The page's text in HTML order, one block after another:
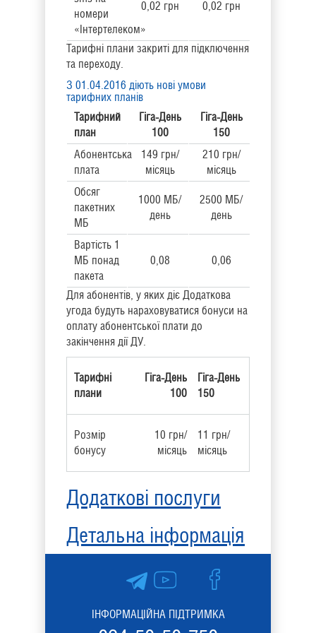
номери
«Інтертелеком»
0,02 грн 0,02 грн
Тарифні плани закриті для підключення
та переходу.
З 01.04.2016 діють нові умови
тарифних планів
Тарифний
план
Гіга-День
100
Гіга-День
150
Абонентська
плата
149 грн/
місяць
210 грн/
місяць
Обсяг
пакетних
МБ
1000 МБ/
день
2500 МБ/
день
Вартість 1
МБ понад
пакета
0,08 0,06
Для абонентів, у яких діє Додаткова
угода будуть нараховуватися бонуси на
оплату абонентської плати до
закінчення дії ДУ.
Тарифні
плани
Гіга-День
100
Гіга-День
150
Розмір
бонусу
10 грн/
місяць
11 грн/
місяць
Додаткові послуги
Детальна інформація
ІНФОРМАЦІЙНА ПІДТРИМКА